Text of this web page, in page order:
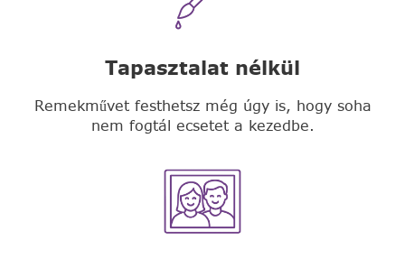
Tapasztalat nélkül
Remekművet festhetsz még úgy is, hogy soha
nem fogtál ecsetet a kezedbe.